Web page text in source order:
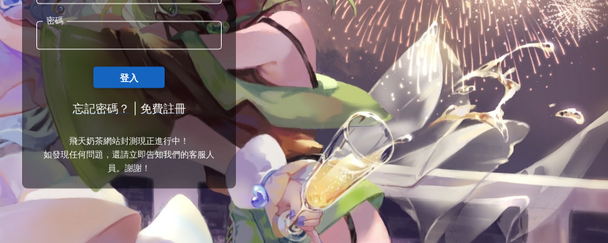
密碼
登入
忘記密碼？ 免費註冊
飛天奶茶網站封測現正進行中！
如發現任何問題，還請立即告知我們的客服人
員。謝謝！